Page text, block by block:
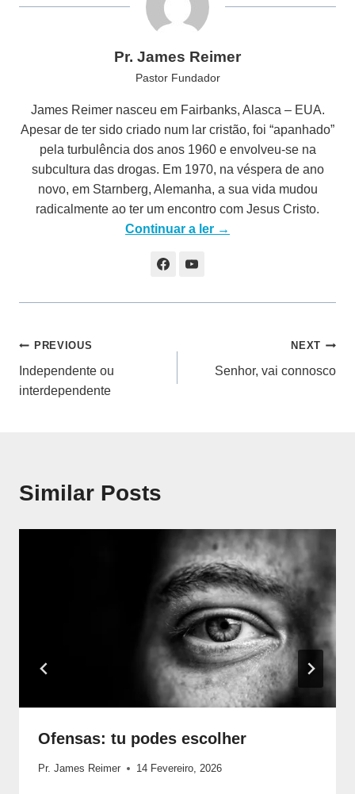
Pr. James Reimer
Pastor Fundador
James Reimer nasceu em Fairbanks, Alasca – EUA.
Apesar de ter sido criado num lar cristão, foi “apanhado”
pela turbulência dos anos 1960 e envolveu-se na
subcultura das drogas. Em 1970, na véspera de ano
novo, em Starnberg, Alemanha, a sua vida mudou
radicalmente ao ter um encontro com Jesus Cristo.
Continuar a ler →
Navegação
de
PREVIOUS
Independente ou
interdependente
NEXT
Senhor, vai connosco
Similar Posts
Ofensas: tu podes escolher
Pr. James Reimer 14 Fevereiro, 2026